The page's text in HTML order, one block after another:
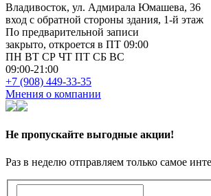
Владивосток, ул. Адмирала Юмашева, 36
вход с обратной стороны здания, 1-й этаж
По предварительной записи
закрыто, откроется в ПТ 09:00
ПН ВТ СР ЧТ ПТ СБ ВС
09:00-21:00
+7 (908) 449-33-35
Мнения о компании
Не пропускайте выгодные акции!
Раз в неделю отправляем только самое